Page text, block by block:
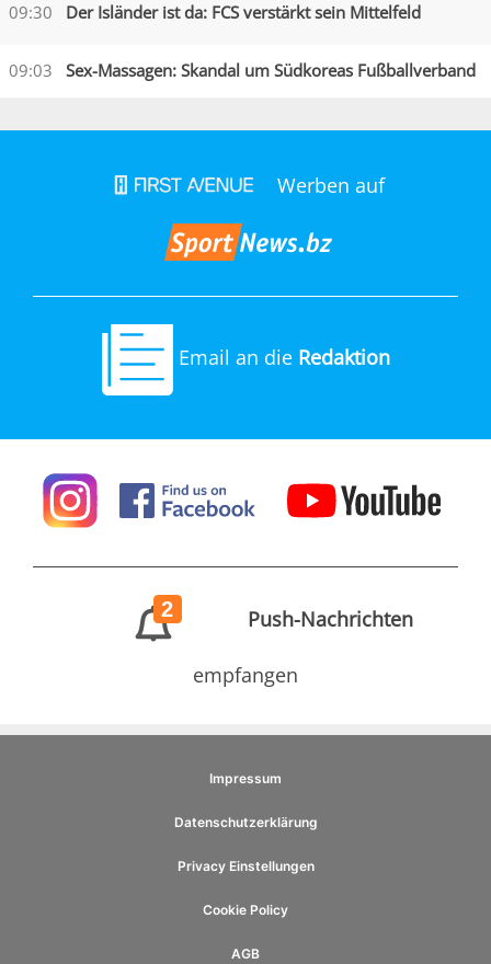
09:30 Der Isländer ist da: FCS verstärkt sein Mittelfeld
09:03 Sex-Massagen: Skandal um Südkoreas Fußballverband
Werben auf
Email an die Redaktion
2 Push-Nachrichten
empfangen
Impressum
Datenschutzerklärung
Privacy Einstellungen
Cookie Policy
AGB